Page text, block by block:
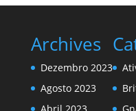
Archives
Dezembro 2023
Agosto 2023